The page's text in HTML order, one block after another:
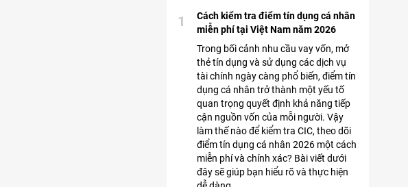
Cách kiểm tra điểm tín dụng cá nhân
miễn phí tại Việt Nam năm 2026
1
Trong bối cảnh nhu cầu vay vốn, mở
thẻ tín dụng và sử dụng các dịch vụ
tài chính ngày càng phổ biến, điểm tín
dụng cá nhân trở thành một yếu tố
quan trọng quyết định khả năng tiếp
cận nguồn vốn của mỗi người. Vậy
làm thế nào để kiểm tra CIC, theo dõi
điểm tín dụng cá nhân 2026 một cách
miễn phí và chính xác? Bài viết dưới
đây sẽ giúp bạn hiểu rõ và thực hiện